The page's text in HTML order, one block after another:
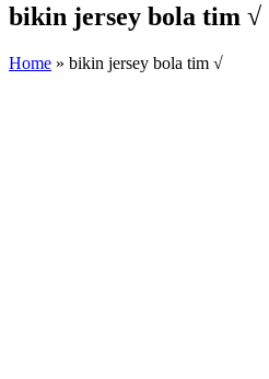
bikin jersey bola tim √
Home » bikin jersey bola tim √